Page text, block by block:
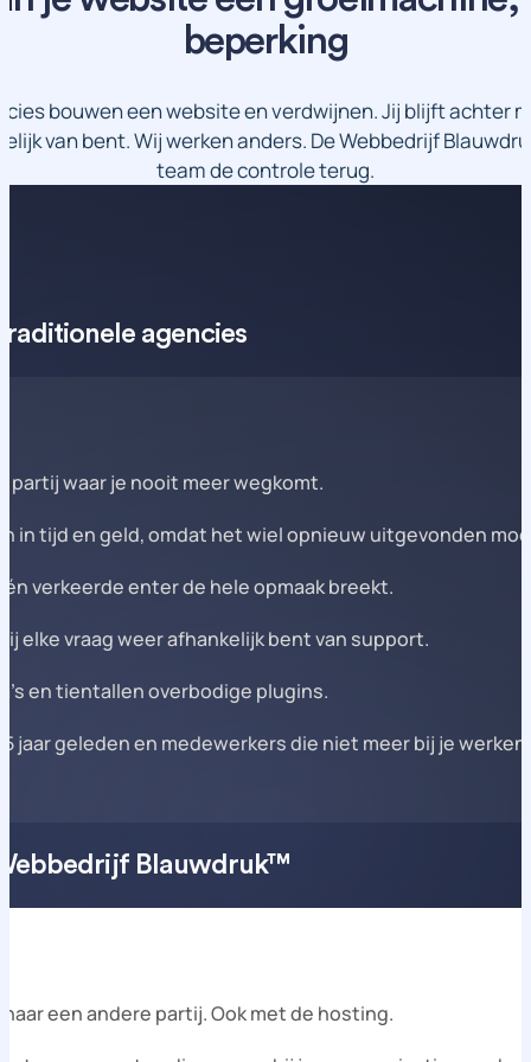
beperking
bouwen een website en verdwijnen. Jij blijft achter
van bent. Wij werken anders. De Webbedrijf
team de controle terug.
agencies
waar je nooit meer wegkomt.
in tijd en geld, omdat het wiel opnieuw uitgevonden
verkeerde enter de hele opmaak breekt.
elke vraag weer afhankelijk bent van support.
en tientallen overbodige plugins.
jaar geleden en medewerkers die niet meer bij je werken
Blauwdruk™
een andere partij. Ook met de hosting.